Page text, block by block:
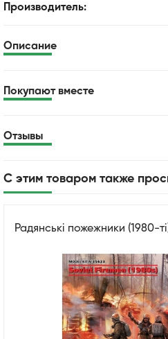
Производитель:
Описание
Покупают вместе
Отзывы
С этим товаром также
Радянські пожежники (1980-